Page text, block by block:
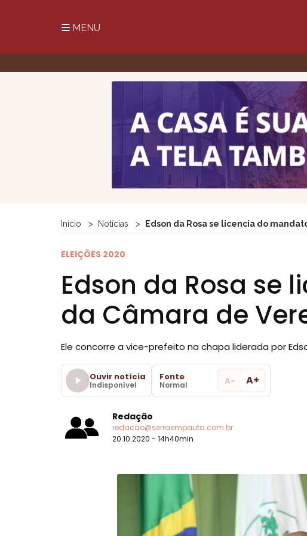
MENU
Início Notícias Edson da Rosa se licencia do
ELEIÇÕES 2020
Edson da Rosa se
da Câmara de
Ele concorre a vice-prefeito na chapa liderada por
Ouvir notícia
Indisponível
Fonte
Normal A- A+
Redação
redacao@serraempauta.com.br
20.10.2020 - 14h40min